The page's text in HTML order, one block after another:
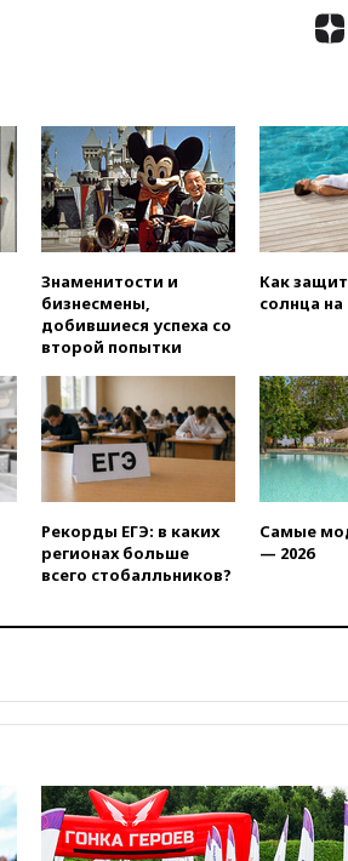
гвардейскую
штурмовую
легендарной
вчера, 22:15Путин
доклад о
вчера, 21:58
признала
вчера, 21:35
отменяет часть
и Геленджик
вчера, 21:25
выиграл золото
Европы в прыжках
метровой вышки
вчера, 21:10
концессии
онлайн-продаже
россиянам могут
рекомендовать
Армению
Знаменитости и
бизнесмены,
добившиеся успеха со
второй попытки
Как
солнца
Рекорды ЕГЭ: в каких
регионах больше
всего стобалльников?
Самые
— 2026